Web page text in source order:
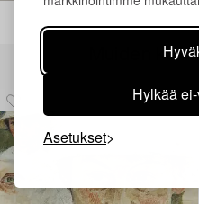
Hylkää
Asetukset
Muiden